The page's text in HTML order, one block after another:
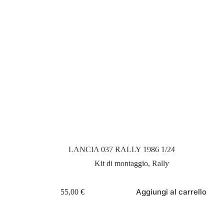
LANCIA 037 RALLY 1986 1/24
Kit di montaggio,Rally
55,00€ Aggiungi al carrello